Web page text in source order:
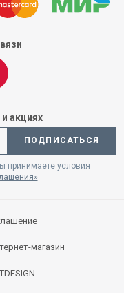
акциях
ПОДПИСАТЬСЯ
принимаете условия
магазин